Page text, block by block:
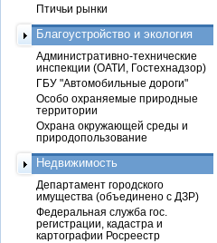
Птичьи рынки
Благоустройство и экология
Административно-технические
инспекции (ОАТИ, Гостехнадзор)
ГБУ "Автомобильные дороги"
Особо охраняемые природные
территории
Охрана окружающей среды и
природопользование
Недвижимость
Департамент городского
имущества (объединено с ДЗР)
Федеральная служба гос.
регистрации, кадастра и
картографии Росреестр